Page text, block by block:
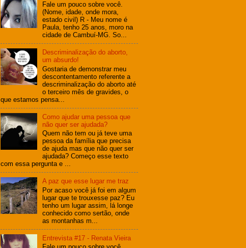
Fale um pouco sobre você.
(Nome, idade, onde mora,
estado civil) R - Meu nome é
Paula, tenho 25 anos, moro na
cidade de Cambuí-MG. So...
Descriminalização do aborto,
um absurdo!
Gostaria de demonstrar meu
descontentamento referente a
descriminalização do aborto até
o terceiro mês de gravides, o
que estamos pensa...
Como ajudar uma pessoa que
não quer ser ajudada?
Quem não tem ou já teve uma
pessoa da família que precisa
de ajuda mas que não quer ser
ajudada? Começo esse texto
com essa pergunta e ...
A paz que esse lugar me traz
Por acaso você já foi em algum
lugar que te trouxesse paz? Eu
tenho um lugar assim, lá longe
conhecido como sertão, onde
as montanhas m...
Entrevista #17 - Renata Vieira